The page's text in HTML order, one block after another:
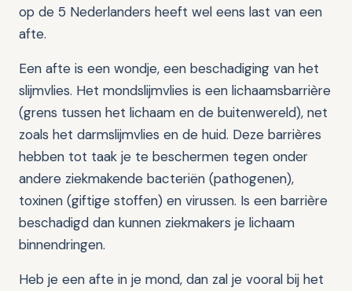
op de 5 Nederlanders heeft wel eens last van een
afte.
Een afte is een wondje, een beschadiging van het
slijmvlies. Het mondslijmvlies is een lichaamsbarrière
(grens tussen het lichaam en de buitenwereld), net
zoals het darmslijmvlies en de huid. Deze barrières
hebben tot taak je te beschermen tegen onder
andere ziekmakende bacteriën (pathogenen),
toxinen (giftige stoffen) en virussen. Is een barrière
beschadigd dan kunnen ziekmakers je lichaam
binnendringen.
Heb je een afte in je mond, dan zal je vooral bij het